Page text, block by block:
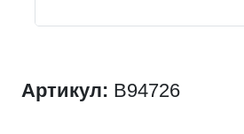
Артикул: B94726